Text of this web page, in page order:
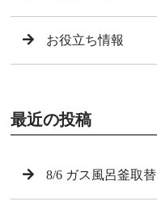
お役立ち情報
最近の投稿
8/6 ガス風呂釜取替